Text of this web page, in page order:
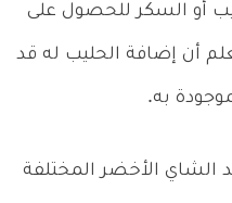
أو السكر للحصول على
أن إضافة الحليب له قد
به.
الشاي الأخضر المختلفة